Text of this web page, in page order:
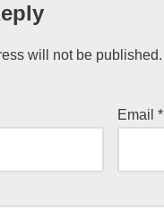
will not be published.
Email*